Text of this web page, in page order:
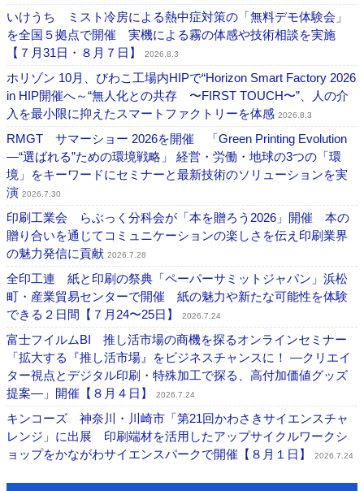
いけうち ミスト冷房による熱中症対策の「無料デモ体験会」
を全国５拠点で開催 実機による霧の体感や技術相談を実施
【７月31日・８月７日】
2026.8.3
ホリゾン 10月、びわこ工場内HIPで“Horizon Smart Factory 2026
in HIP開催へ～“無人化との共存 〜FIRST TOUCH〜”、人の介
入を最小限に抑えたスマートファクトリーを体感 2026.8.3
RMGT サマーショー 2026を開催 「Green Printing Evolution
―“選ばれる”ための環境戦略」 経営・労働・地球の3つの「環
境」をキーワードにセミナーと最新技術のソリューションを実
演 2026.7.30
印刷工業会 らぶっく分科会が「本を贈ろう2026」開催 本の
贈り合いを通じてコミュニケーションの楽しさを伝え印刷業界
の魅力発信に貢献 2026.7.28
全印工連 紙と印刷の祭典「ペーパーサミットジャパン」浜松
町・産業貿易センターで開催 紙の魅力や新たな可能性を体験
できる２日間【７月24〜25日】
2026.7.24
富士フイルムBI 推し活市場の商機を探るオンラインセミナー
「拡大する『推し活市場』をビジネスチャンスに！ ―クリエイ
ター視点とデジタル印刷・特殊加工で探る、高付加価値グッズ
提案―」開催【８月４日】
2026.7.24
キンコーズ 神奈川・川崎市「第21回かわさきサイエンスチャ
レンジ」に出展 印刷端材を活用したアップサイクルワークシ
ョップをかながわサイエンスパークで開催【８月１日】
2026.7.24